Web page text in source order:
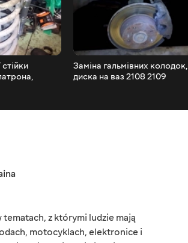
Заміна гальмівних колодок,
диска на ваз 2108 2109
z którymi ludzie mają
motocyklach, elektronice i